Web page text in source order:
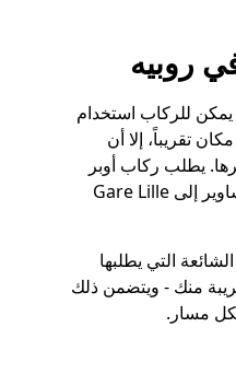
روبيه
يمكن للركاب استخدام
تقريباً، إلا أن
يطلب ركاب أوبر
الذين يتنقلون في مدينة روبيه مشاوير إلى Gare Lille
التي يطلبها
منك - ويتضمن ذلك
مسار.